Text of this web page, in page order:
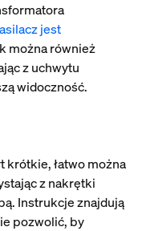
jest
można również
z uchwytu
widoczność.
krótkie, łatwo można
z nakrętki
Instrukcje znajdują
pozwolić, by